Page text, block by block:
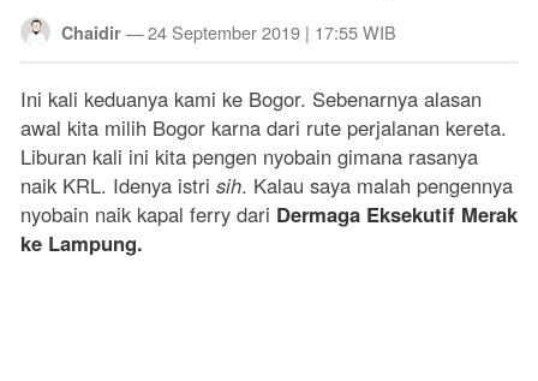
Chaidir —24 September 2019 | 17:55 WIB
Ini kali keduanya kami ke Bogor. Sebenarnya alasan
awal kita milih Bogor karna dari rute perjalanan kereta.
Liburan kali ini kita pengen nyobain gimana rasanya
naik KRL. Idenya istri sih. Kalau saya malah pengennya
nyobain naik kapal ferry dari Dermaga Eksekutif Merak
ke Lampung.